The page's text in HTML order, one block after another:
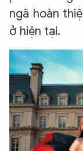
ngã hoàn
ở hiện tại.